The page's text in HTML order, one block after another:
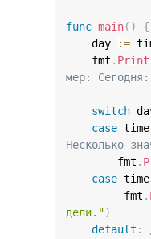
func main( )
{
    day
:=
    fmt
.
мер:
switch
case time
Несколько
        fmt
.
case time
         fmt
.
дели.")
default :